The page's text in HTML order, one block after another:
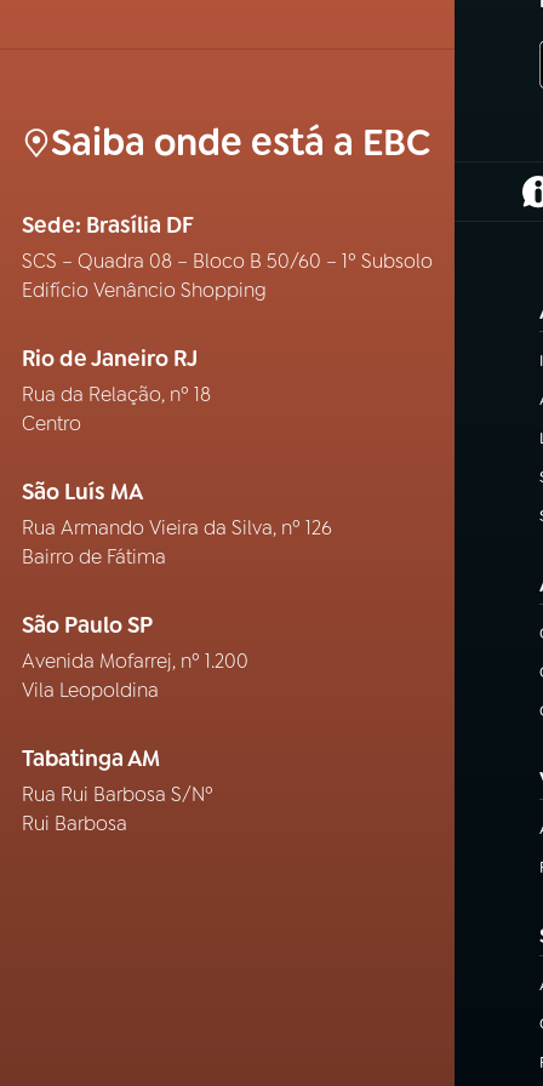
Saiba onde está a EBC
Sede: Brasília DF
SCS – Quadra 08 – Bloco B 50/60 – 1º Subsolo
Edifício Venâncio Shopping
Rio de Janeiro RJ
Rua da Relação, nº 18
Centro
São Luís MA
Rua Armando Vieira da Silva, nº 126
Bairro de Fátima
São Paulo SP
Avenida Mofarrej, nº 1.200
Vila Leopoldina
Tabatinga AM
Rua Rui Barbosa S/Nº
Rui Barbosa